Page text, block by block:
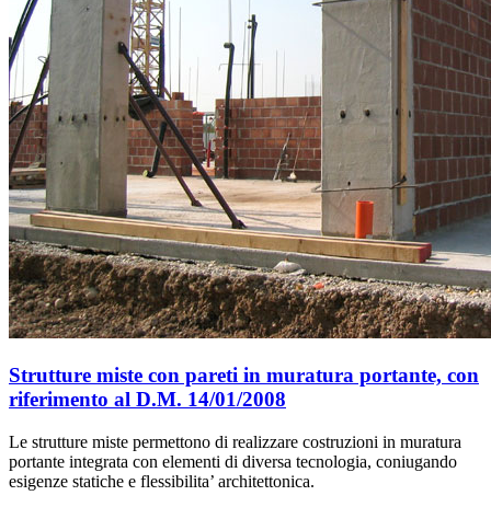
Strutture miste con pareti in muratura portante, con
riferimento al D.M. 14/01/2008
Le strutture miste permettono di realizzare costruzioni in muratura
portante integrata con elementi di diversa tecnologia, coniugando
esigenze statiche e flessibilita’ architettonica.